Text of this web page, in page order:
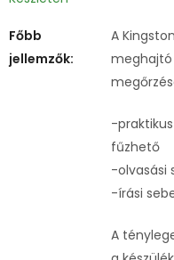
Főbb
jellemzők:
A
meghajtó
-
fűzhető
-olvasási
-írási
A